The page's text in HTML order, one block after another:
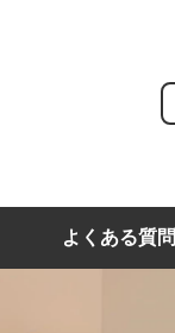
よくある質問